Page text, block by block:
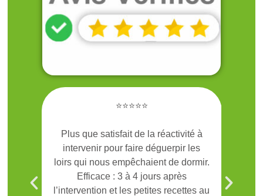
⭐⭐⭐⭐⭐
Plus que satisfait de la réactivité à
intervenir pour faire déguerpir les
loirs qui nous empêchaient de dormir.
Efficace : 3 à 4 jours après
l’intervention et les petites recettes au